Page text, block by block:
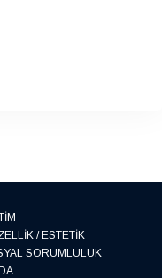
/ ESTETIK
SORUMLULUK